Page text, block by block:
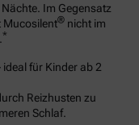
Im Gegensatz
Mucosilent® nicht im
*
für Kinder ab 2
Reizhusten zu
Schlaf.